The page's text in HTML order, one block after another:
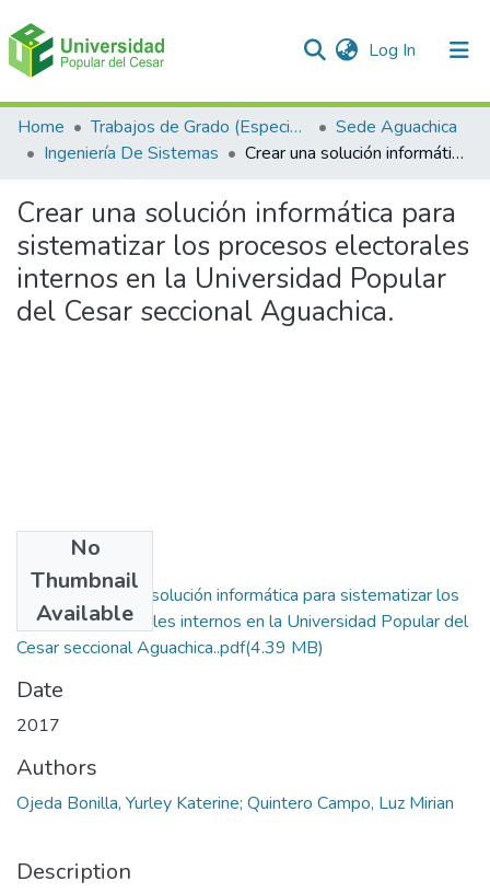
Log In (current)
Communities & Collections
All of DSpace
Statistics
Home Trabajos de Grado (Especializaciones y Pregrados)
Sede Aguachica
Ingeniería De Sistemas
Crear una solución informática para sistematizar los procesos electorales internos en la Universidad Popular del Cesar seccional Aguachica.
Crear una solución informática para
sistematizar los procesos electorales
internos en la Universidad Popular
del Cesar seccional Aguachica.
No
Thumbnail
Available
Tesis Crear una solución informática para sistematizar los
procesos electorales internos en la Universidad Popular del
Cesar seccional Aguachica..pdf(4.39 MB)
Date
2017
Authors
Ojeda Bonilla, Yurley Katerine; Quintero Campo, Luz Mirian
Description